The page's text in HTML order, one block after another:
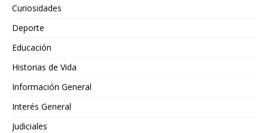
Curiosidades
Deporte
Educación
Historias de Vida
Información General
Interés General
Judiciales